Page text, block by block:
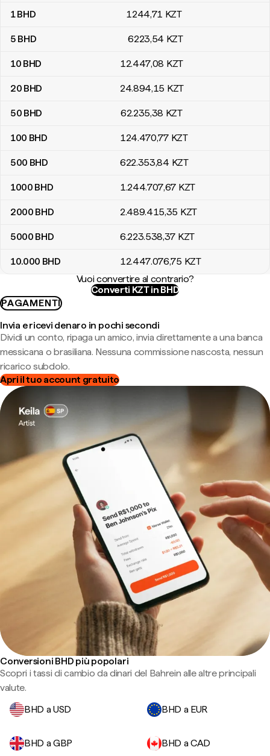
Tabella di conversione da dinari del Bahrein a tenge kazaki
1BHD 1244,71 KZT
5 BHD 6223,54 KZT
10 BHD 12.447,08 KZT
20 BHD 24.894,15 KZT
50 BHD 62.235,38 KZT
100 BHD 124.470,77 KZT
500 BHD 622.353,84 KZT
1000 BHD 1.244.707,67 KZT
2000 BHD 2.489.415,35 KZT
5000 BHD 6.223.538,37 KZT
10.000 BHD 12.447.076,75 KZT
Vuoi convertire al contrario?
Converti KZT in BHD
PAGAMENTI
Invia e ricevi denaro in pochi secondi
Dividi un conto, ripaga un amico, invia direttamente a una banca
messicana o brasiliana. Nessuna commissione nascosta, nessun
ricarico subdolo.
Apri il tuo account gratuito
Conversioni BHD più popolari
Scopri i tassi di cambio da dinari del Bahrein alle altre principali
valute.
BHD a USD
BHD a EUR
BHD a GBP BHD a CAD